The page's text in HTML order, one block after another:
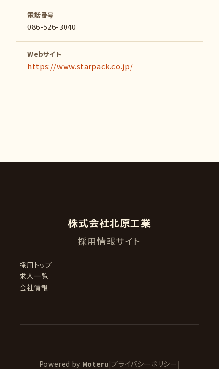
電話番号
086-526-3040
Webサイト
https://www.starpack.co.jp/
株式会社北原工業
採用情報サイト
採用トップ
求人一覧
会社情報
Powered by Moteru |プライバシーポリシー |